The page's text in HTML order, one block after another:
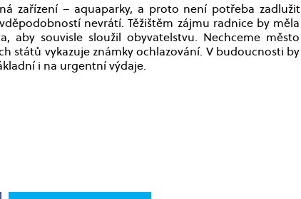
zařízení – aquaparky, a proto není potřeba zadlužit
nevrátí. Těžištěm zájmu radnice by měla
aby souvisle sloužil obyvatelstvu. Nechceme město
států vykazuje známky ochlazování. V budoucnosti by
i na urgentní výdaje.